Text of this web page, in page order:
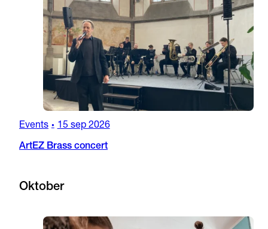
Events • 15 sep 2026
ArtEZ Brass concert
Oktober